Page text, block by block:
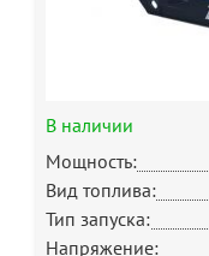
В наличии
Мощность:
Вид топлива:
Тип запуска:
Напряжение: